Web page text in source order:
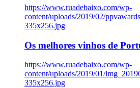
https://www.ruadebaixo.com/wp-
content/uploads/2019/02/
335x256.jpg
Os melhores vinhos de
https://www.ruadebaixo.com/wp-
content/uploads/2019/01/
335x256.jpg